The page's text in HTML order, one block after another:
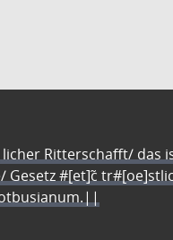
Ritterschafft/ das
#[et]c̃